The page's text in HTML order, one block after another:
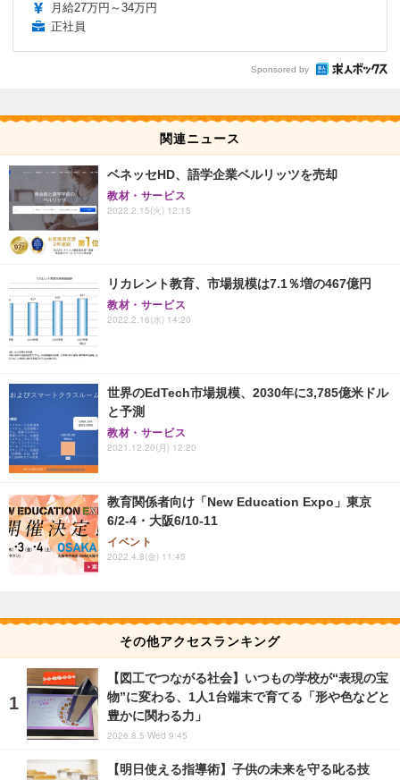
月給27万円～34万円
正社員
Sponsored by
関連ニュース
ベネッセHD、語学企業ベルリッツを売却
教材・サービス
2022.2.15(火) 12:15
リカレント教育、市場規模は7.1％増の467億円
教材・サービス
2022.2.16(水) 14:20
世界のEdTech市場規模、2030年に3,785億米ドル
と予測
教材・サービス
2021.12.20(月) 12:20
教育関係者向け「New Education Expo」東京
6/2-4・大阪6/10-11
イベント
2022.4.8(金) 11:45
その他アクセスランキング
【図工でつながる社会】いつもの学校が“表現の宝
物”に変わる、1人1台端末で育てる「形や色などと
豊かに関わる力」
2026.8.5 Wed 9:45
【明日使える指導術】子供の未来を守る叱る技